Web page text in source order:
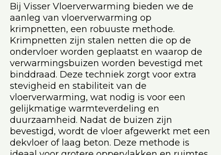
Bij Visser Vloerverwarming bieden we de
aanleg van vloerverwarming op
krimpnetten, een robuuste methode.
Krimpnetten zijn stalen netten die op de
ondervloer worden geplaatst en waarop de
verwarmingsbuizen worden bevestigd met
binddraad. Deze techniek zorgt voor extra
stevigheid en stabiliteit van de
vloerverwarming, wat nodig is voor een
gelijkmatige warmteverdeling en
duurzaamheid. Nadat de buizen zijn
bevestigd, wordt de vloer afgewerkt met een
dekvloer of laag beton. Deze methode is